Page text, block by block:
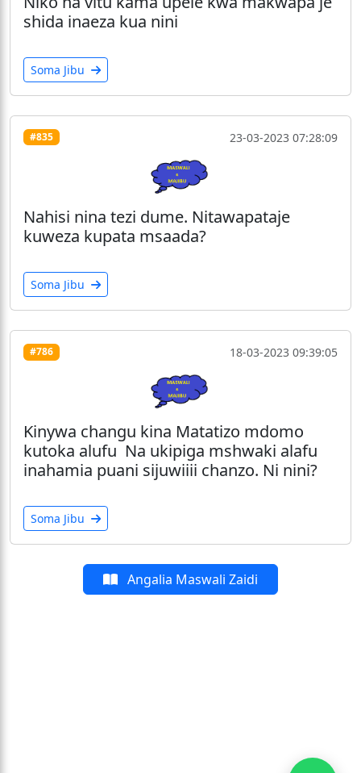
shida inaeza kua nini
Soma Jibu
#835 23-03-2023 07:28:09
Nahisi nina tezi dume. Nitawapataje
kuweza kupata msaada?
Soma Jibu
#786 18-03-2023 09:39:05
Kinywa changu kina Matatizo mdomo
kutoka alufu Na ukipiga mshwaki alafu
inahamia puani sijuwiiii chanzo. Ni nini?
Soma Jibu
Angalia Maswali Zaidi